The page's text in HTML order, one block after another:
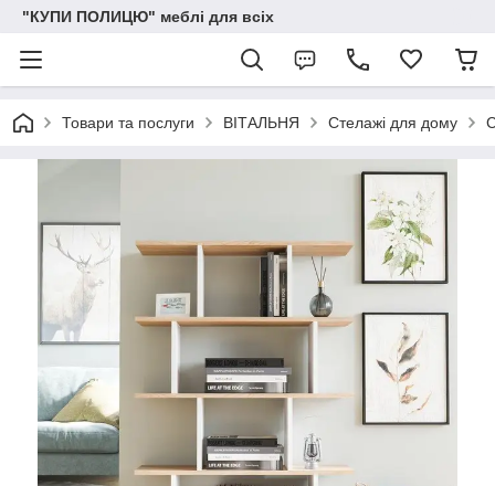
"КУПИ ПОЛИЦЮ" меблі для всіх
Товари та послуги ВІТАЛЬНЯ Стелажі для дому